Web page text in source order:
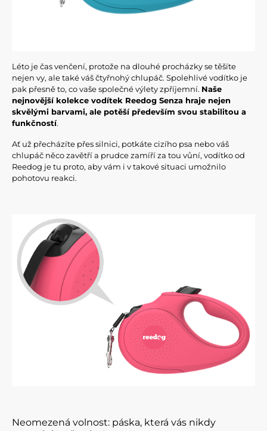
Léto je čas venčení, protože na dlouhé procházky se těšíte
nejen vy, ale také váš čtyřnohý chlupáč. Spolehlivé vodítko je
pak přesně to, co vaše společné výlety zpříjemní. Naše
nejnovější kolekce vodítek Reedog Senza hraje nejen
skvělými barvami, ale potěší především svou stabilitou a
funkčností.
Ať už přecházíte přes silnici, potkáte cizího psa nebo váš
chlupáč něco zavětří a prudce zamíří za tou vůní, vodítko od
Reedog je tu proto, aby vám i v takové situaci umožnilo
pohotovu reakci.
Neomezená volnost: páska, která vás nikdy